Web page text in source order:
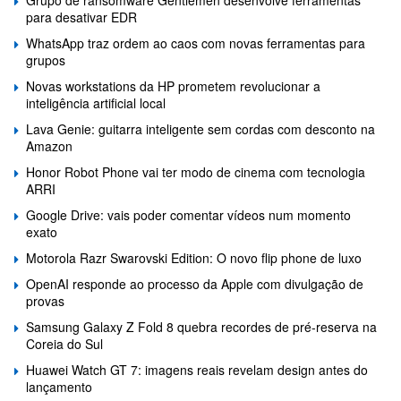
para desativar EDR
WhatsApp traz ordem ao caos com novas ferramentas para
grupos
Novas workstations da HP prometem revolucionar a
inteligência artificial local
Lava Genie: guitarra inteligente sem cordas com desconto na
Amazon
Honor Robot Phone vai ter modo de cinema com tecnologia
ARRI
Google Drive: vais poder comentar vídeos num momento
exato
Motorola Razr Swarovski Edition: O novo flip phone de luxo
OpenAI responde ao processo da Apple com divulgação de
provas
Samsung Galaxy Z Fold 8 quebra recordes de pré-reserva na
Coreia do Sul
Huawei Watch GT 7: imagens reais revelam design antes do
lançamento